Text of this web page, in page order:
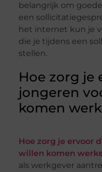
belangrijk om
een
het internet kun je
die je tijdens een
stellen.
Hoe zorg je
jongeren
komen
Hoe zorg je ervoor
willen komen
als werkgever